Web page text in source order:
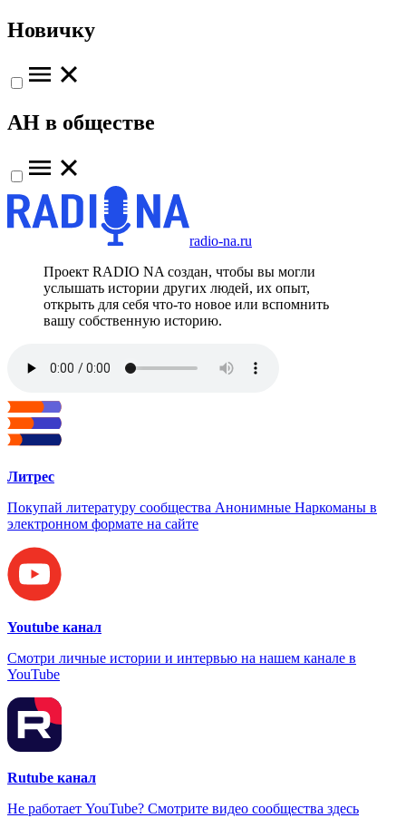
Новичку
АН в обществе
radio-na.ru
Проект RADIO NA создан, чтобы вы могли
услышать истории других людей, их опыт,
открыть для себя что-то новое или вспомнить
вашу собственную историю.
Литрес
Покупай литературу сообщества Анонимные Наркоманы в
электронном формате на сайте
Youtube канал
Смотри личные истории и интервью на нашем канале в
YouTube
Rutube канал
Не работает YouTube? Смотрите видео сообщества здесь